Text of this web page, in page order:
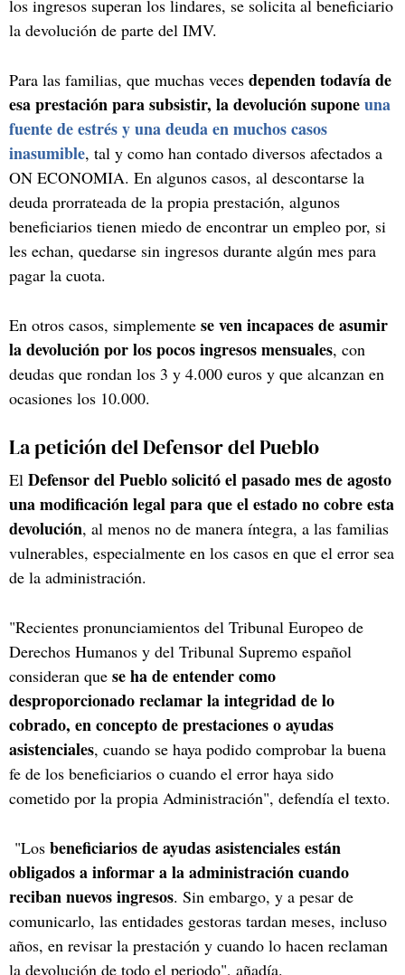
los ingresos superan los lindares, se solicita al beneficiario
la devolución de parte del IMV.
Para las familias, que muchas veces dependen todavía de
esa prestación para subsistir, la devolución suponeuna
fuente de estrés y una deuda en muchos casos
inasumible, tal y como han contado diversos afectados a
ON ECONOMIA. En algunos casos, al descontarse la
deuda prorrateada de la propia prestación, algunos
beneficiarios tienen miedo de encontrar un empleo por, si
les echan, quedarse sin ingresos durante algún mes para
pagar la cuota.
En otros casos, simplemente se ven incapaces de asumir
la devolución por los pocos ingresos mensuales, con
deudas que rondan los 3 y 4.000 euros y que alcanzan en
ocasiones los 10.000.
La petición del Defensor del Pueblo
El Defensor del Pueblo solicitó el pasado mes de agosto
una modificación legal para que el estado no cobre esta
devolución, al menos no de manera íntegra, a las familias
vulnerables, especialmente en los casos en que el error sea
de la administración.
"Recientes pronunciamientos del Tribunal Europeo de
Derechos Humanos y del Tribunal Supremo español
consideran que se ha de entender como
desproporcionado reclamar la integridad de lo
cobrado, en concepto de prestaciones o ayudas
asistenciales, cuando se haya podido comprobar la buena
fe de los beneficiarios o cuando el error haya sido
cometido por la propia Administración", defendía el texto.
"Los beneficiarios de ayudas asistenciales están
obligados a informar a la administración cuando
reciban nuevos ingresos. Sin embargo, y a pesar de
comunicarlo, las entidades gestoras tardan meses, incluso
años, en revisar la prestación y cuando lo hacen reclaman
la devolución de todo el periodo", añadía.